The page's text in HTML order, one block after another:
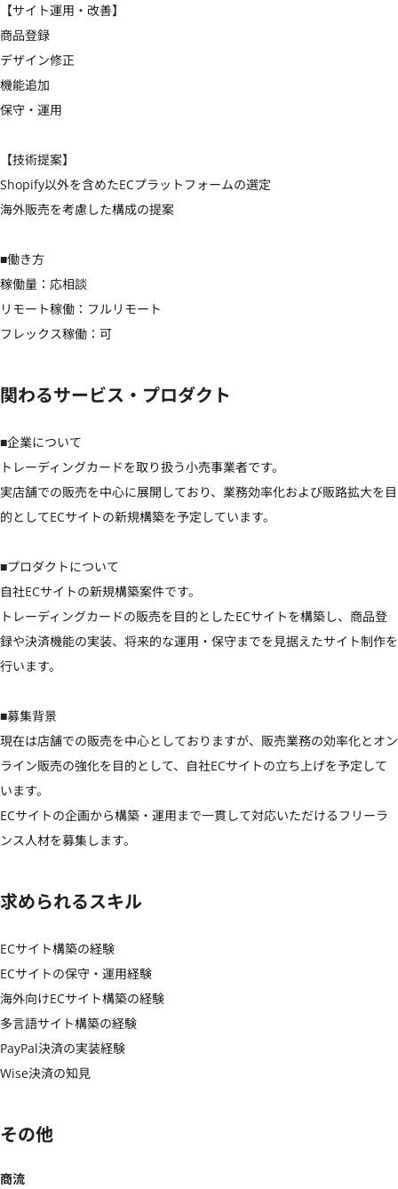
【サイト運用・改善】
商品登録
デザイン修正
機能追加
保守・運用
【技術提案】
Shopify以外を含めたECプラットフォームの選定
海外販売を考慮した構成の提案
■働き方
稼働量：応相談
リモート稼働：フルリモート
フレックス稼働：可
関わるサービス・プロダクト
■企業について
トレーディングカードを取り扱う小売事業者です。
実店舗での販売を中心に展開しており、業務効率化および販路拡大を目
的としてECサイトの新規構築を予定しています。
■プロダクトについて
自社ECサイトの新規構築案件です。
トレーディングカードの販売を目的としたECサイトを構築し、商品登
録や決済機能の実装、将来的な運用・保守までを見据えたサイト制作を
行います。
■募集背景
現在は店舗での販売を中心としておりますが、販売業務の効率化とオン
ライン販売の強化を目的として、自社ECサイトの立ち上げを予定して
います。
ECサイトの企画から構築・運用まで一貫して対応いただけるフリーラ
ンス人材を募集します。
求められるスキル
ECサイト構築の経験
ECサイトの保守・運用経験
海外向けECサイト構築の経験
多言語サイト構築の経験
PayPal決済の実装経験
Wise決済の知見
その他
商流